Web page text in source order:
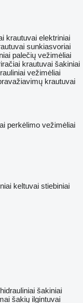
krautuvai elektriniai
sunkiasvoriai
palečių vežimėliai
krautuvai šakiniai
vežimėliai
krautuvai
perkėlimo vežimėliai
keltuvai stiebiniai
hidrauliniai šakiniai
šakių ilgintuvai